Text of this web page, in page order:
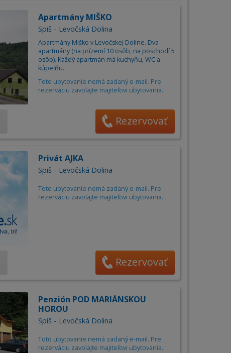
Apartmány MIŠKO
Spiš - Levočská Dolina
Apartmány Miško v Levočskej Doline. Dva
apartmány (na prízemí 10 osôb, na poschodí 5
osôb). Každý apartmán má kuchyňu, WC a
kúpeľňu.
Toto ubytovanie nemá zadaný e-mail. Pre
rezerváciu zavolajte majiteľovi ubytovania.
Rezervovať
Privát AJKA
Spiš - Levočská Dolina
Toto ubytovanie nemá zadaný e-mail. Pre
rezerváciu zavolajte majiteľovi ubytovania.
Rezervovať
Penzión POD MARIÁNSKOU
HOROU
Spiš - Levočská Dolina
Toto ubytovanie nemá zadaný e-mail. Pre
rezerváciu zavolajte majiteľovi ubytovania.